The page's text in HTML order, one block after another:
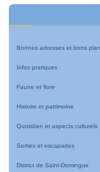
Bonnes adresses et bons
Infos pratiques
Faune et flore
Histoire et patrimoine
Quotidien et aspects culturels
Sorties et escapades
District de Saint-Domingue